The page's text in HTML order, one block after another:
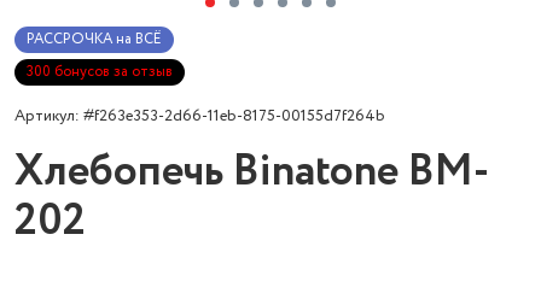
РАССРОЧКА на ВСЁ
300 бонусов за отзыв
Артикул: #f263e353-2d66-11eb-8175-00155d7f264b
Хлебопечь Binatone BM-
202